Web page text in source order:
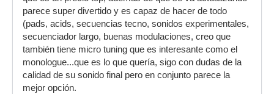
parece super divertido y es capaz de hacer de todo
(pads, acids, secuencias tecno, sonidos experimentales,
secuenciador largo, buenas modulaciones, creo que
también tiene micro tuning que es interesante como el
monologue...que es lo que quería, sigo con dudas de la
calidad de su sonido final pero en conjunto parece la
mejor opción.